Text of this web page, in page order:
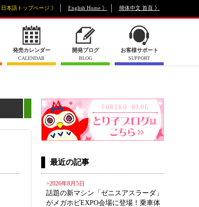
日本語トップページ 》 English Home 》 簡体中文 首頁 》
発売カレンダー
CALENDAR
開発ブログ
BLOG
お客様サポート
SUPPORT
最近の記事
>2026年8月5日
話題の新マシン「ゼニスアスラーダ」
がメガホビEXPO会場に登場！乗車体